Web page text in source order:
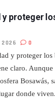
proteger
2026 0
y proteger los
claro.
Bosawás,
donde